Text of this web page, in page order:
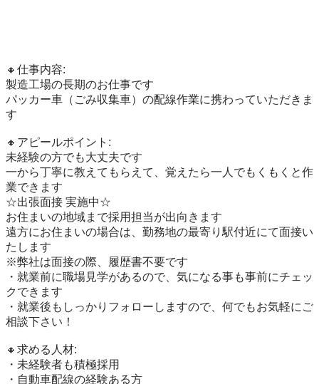
🔸仕事内容:
製造工場の長期のお仕事です
パッカー車（ごみ収集車）の配線作業に携わっていただきま
す
🔸アピールポイント:
未経験の方でも大丈夫です
一から丁寧に教えてもらえて、覚えたら一人でもくもくと作
業できます
☆出張面接 実施中☆
お住まいの地域まで採用担当が出向きます
遠方にお住まいの場合は、勤務地の最寄り駅付近にて面接い
たします
※弊社は面接の際、履歴書不要です
・就業前に職場見学があるので、気になる事も事前にチェッ
クできます
・就業後もしっかりフォローしますので、何でもお気軽にご
相談下さい！
🔸求める人材:
・未経験者も積極採用
・自動車配線の経験ある方